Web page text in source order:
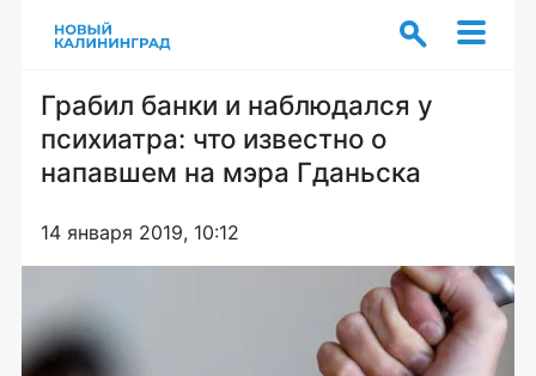
Грабил банки и наблюдался у
психиатра: что известно о
напавшем на мэра Гданьска
14 января 2019, 10:12